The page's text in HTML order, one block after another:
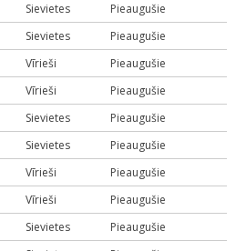
Sievietes
Pieaugušie
Sievietes
Pieaugušie
Vīrieši
Pieaugušie
Vīrieši
Pieaugušie
Sievietes
Pieaugušie
Sievietes
Pieaugušie
Vīrieši
Pieaugušie
Vīrieši
Pieaugušie
Sievietes
Pieaugušie